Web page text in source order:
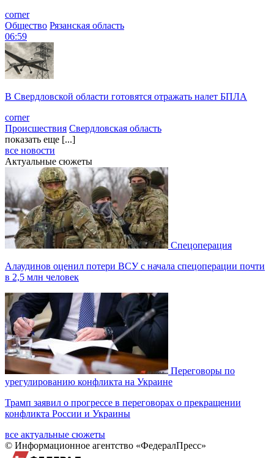
corner
Общество Рязанская область
06:59
В Свердловской области готовятся отражать налет БПЛА
corner
Происшествия Свердловская область
показать еще [...]
все новости
Актуальные сюжеты
Спецоперация
Алаудинов оценил потери ВСУ с начала спецоперации почти
в 2,5 млн человек
Переговоры по
урегулированию конфликта на Украине
Трамп заявил о прогрессе в переговорах о прекращении
конфликта России и Украины
все актуальные сюжеты
© Информационное агентство «ФедералПресс»